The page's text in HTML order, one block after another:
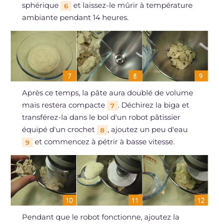
sphérique
6
et laissez-le mûrir à température
ambiante pendant 14 heures.
Après ce temps, la pâte aura doublé de volume
mais restera compacte
7 . Déchirez la biga et
transférez-la dans le bol d'un robot pâtissier
équipé d'un crochet
8 , ajoutez un peu d'eau
9 et commencez à pétrir à basse vitesse.
Pendant que le robot fonctionne, ajoutez la